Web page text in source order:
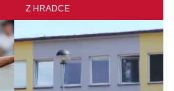
Z HRADCE